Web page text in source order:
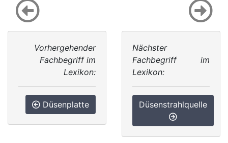
Vorhergehender
Fachbegriff im
Lexikon:
Düsenplatte
Nächster
Fachbegriff im
Lexikon:
Düsenstrahlquelle